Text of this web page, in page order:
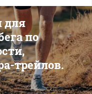
для
по
трейлов.